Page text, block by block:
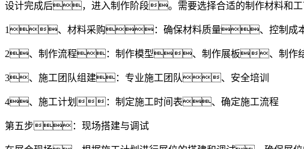
设计完成后，进入制作阶段。需要选择合适的制作材料和
1、材料采购：确保材料质量、控制成
2、制作流程：制作模型、制作展板、制作
3、施工团队组建：专业施工团队、安全培训
4、施工计划：制定施工时间表、确定施工流程
第五步：现场搭建与调试